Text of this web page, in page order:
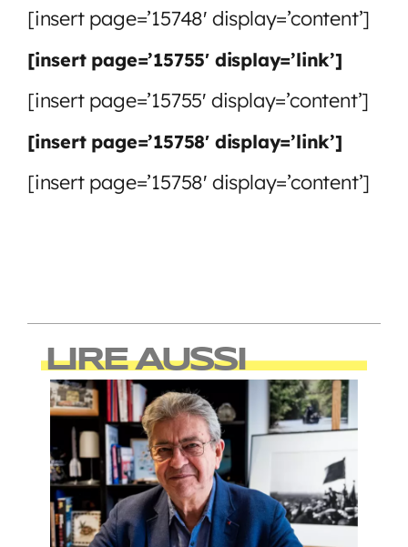
[insert page=’15748′ display=’content’]
[insert page=’15755′ display=’link’]
[insert page=’15755′ display=’content’]
[insert page=’15758′ display=’link’]
[insert page=’15758′ display=’content’]
LIRE AUSSI